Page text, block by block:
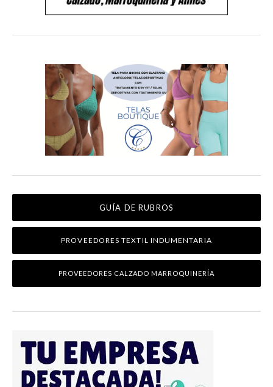
GUÍA DE RUBROS
PROVEEDORES TEXTIL INDUMENTARIA
PROVEEDORES CALZADO MARROQUINERÍA